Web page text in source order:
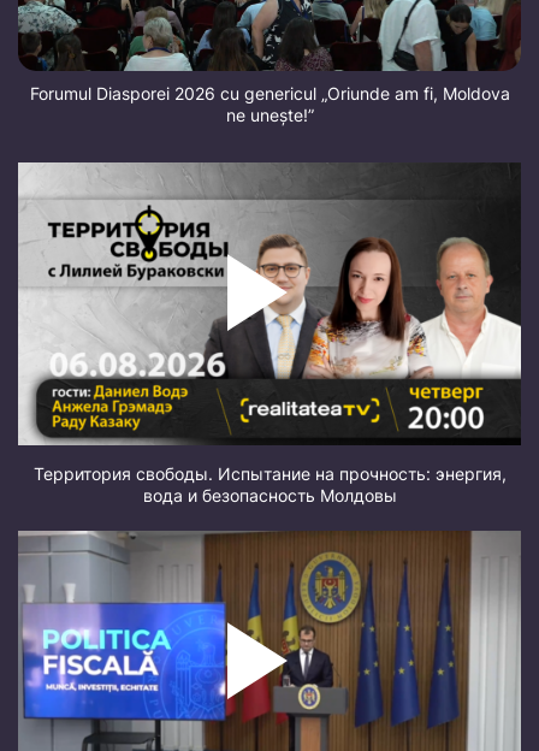
Forumul Diasporei 2026 cu genericul „Oriunde am fi, Moldova
ne unește!”
Территория свободы. Испытание на прочность: энергия,
вода и безопасность Молдовы